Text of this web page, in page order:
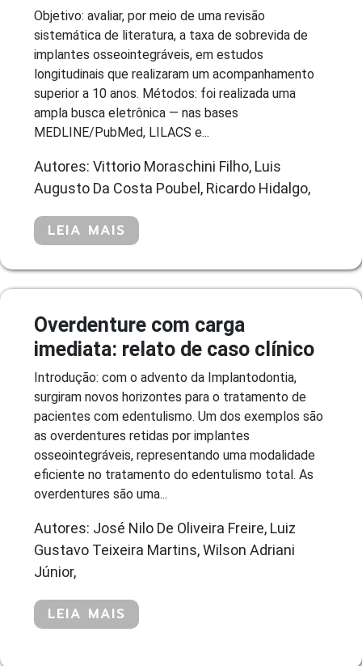
Objetivo: avaliar, por meio de uma revisão
sistemática de literatura, a taxa de sobrevida de
implantes osseointegráveis, em estudos
longitudinais que realizaram um acompanhamento
superior a 10 anos. Métodos: foi realizada uma
ampla busca eletrônica — nas bases
MEDLINE/PubMed, LILACS e...
Autores: Vittorio Moraschini Filho, Luis
Augusto Da Costa Poubel, Ricardo Hidalgo,
LEIA MAIS
Overdenture com carga
imediata: relato de caso clínico
Introdução: com o advento da Implantodontia,
surgiram novos horizontes para o tratamento de
pacientes com edentulismo. Um dos exemplos são
as overdentures retidas por implantes
osseointegráveis, representando uma modalidade
eficiente no tratamento do edentulismo total. As
overdentures são uma...
Autores: José Nilo De Oliveira Freire, Luiz
Gustavo Teixeira Martins, Wilson Adriani
Júnior,
LEIA MAIS